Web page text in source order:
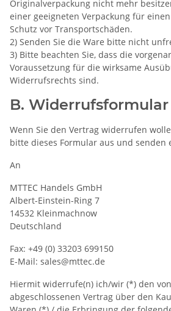
Originalverpackung nicht mehr
einer geeigneten Verpackung für
Schutz vor Transportschäden.
2) Senden Sie die Ware bitte nicht
3) Bitte beachten Sie, dass die
Voraussetzung für die wirksame
Widerrufsrechts sind.
B. Widerrufsformular
Wenn Sie den Vertrag widerrufen
bitte dieses Formular aus und senden
An
MTTEC Handels GmbH
Albert-Einstein-Ring 7
14532 Kleinmachnow
Deutschland
Fax: +49 (0) 33203 699150
E-Mail: sales@mttec.de
Hiermit widerrufe(n) ich/wir (*) den
abgeschlossenen Vertrag über den